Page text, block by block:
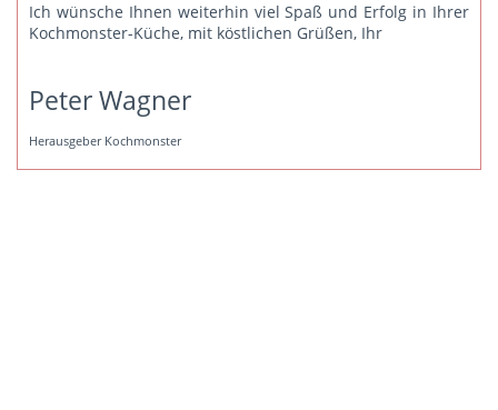
Ich wünsche Ihnen weiterhin viel Spaß und Erfolg in Ihrer
Kochmonster-Küche, mit köstlichen Grüßen, Ihr
Peter Wagner
Herausgeber Kochmonster